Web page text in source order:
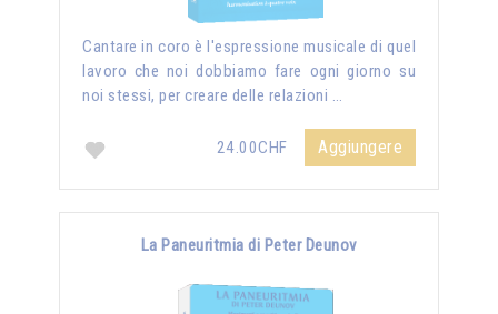
Cantare in coro è l'espressione musicale di quel
lavoro che noi dobbiamo fare ogni giorno su
noi stessi, per creare delle relazioni …
24.00CHF Aggiungere
La Paneuritmia di Peter Deunov